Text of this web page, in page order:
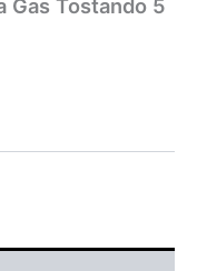
Gas Tostando 5